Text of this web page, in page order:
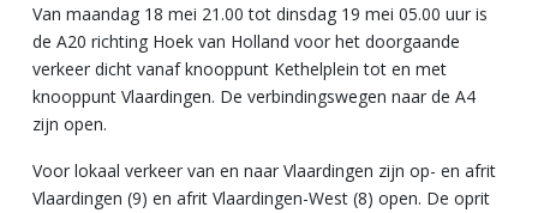
Van maandag 18 mei 21.00 tot dinsdag 19 mei 05.00 uur is
de A20 richting Hoek van Holland voor het doorgaande
verkeer dicht vanaf knooppunt Kethelplein tot en met
knooppunt Vlaardingen. De verbindingswegen naar de A4
zijn open.
Voor lokaal verkeer van en naar Vlaardingen zijn op- en afrit
Vlaardingen (9) en afrit Vlaardingen-West (8) open. De oprit